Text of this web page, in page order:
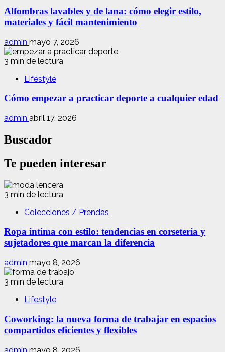
Alfombras lavables y de lana: cómo elegir estilo,
materiales y fácil mantenimiento
admin mayo 7, 2026
3 min de lectura
Lifestyle
Cómo empezar a practicar deporte a cualquier edad
admin abril 17, 2026
Buscador
Te pueden interesar
3 min de lectura
Colecciones / Prendas
Ropa íntima con estilo: tendencias en corsetería y
sujetadores que marcan la diferencia
admin mayo 8, 2026
3 min de lectura
Lifestyle
Coworking: la nueva forma de trabajar en espacios
compartidos eficientes y flexibles
admin mayo 8, 2026